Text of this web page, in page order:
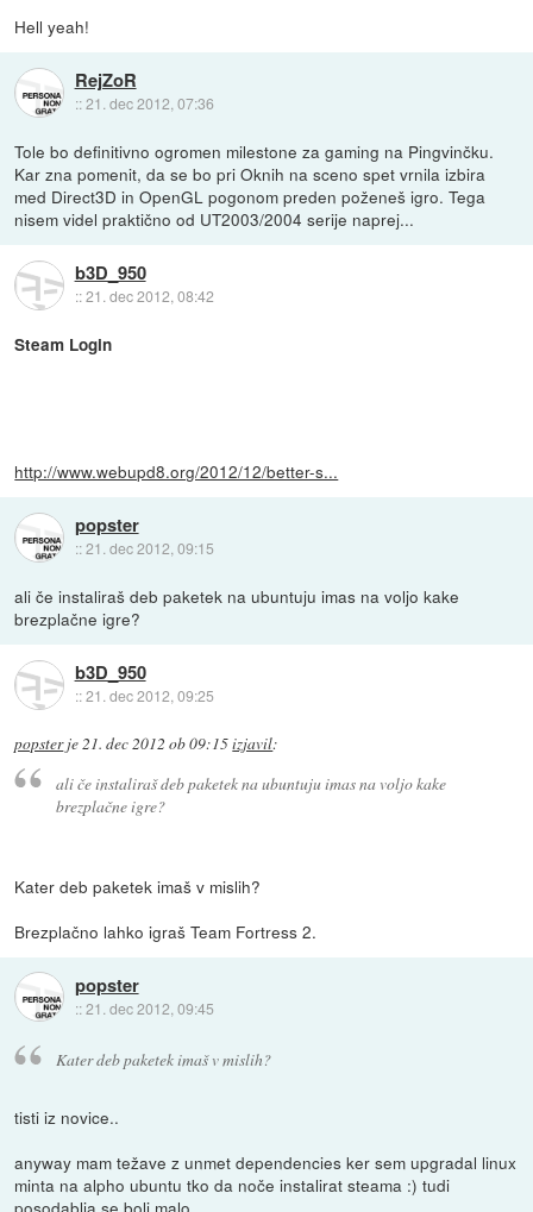
Hell yeah!
RejZoR
::21. dec 2012, 07:36
Tole bo definitivno ogromen milestone za gaming na Pingvinčku.
Kar zna pomenit, da se bo pri Oknih na sceno spet vrnila izbira
med Direct3D in OpenGL pogonom preden poženeš igro. Tega
nisem videl praktično od UT2003/2004 serije naprej...
b3D_950
::21. dec 2012, 08:42
Steam Login
http://www.webupd8.org/2012/12/better-s...
popster
::21. dec 2012, 09:15
ali če instaliraš deb paketek na ubuntuju imas na voljo kake
brezplačne igre?
b3D_950
::21. dec 2012, 09:25
popsterje21. dec 2012 ob 09:15izjavil:
ali če instaliraš deb paketek na ubuntuju imas na voljo kake
brezplačne igre?
Kater deb paketek imaš v mislih?
Brezplačno lahko igraš Team Fortress 2.
popster
::21. dec 2012, 09:45
Kater deb paketek imaš v mislih?
tisti iz novice..
anyway mam težave z unmet dependencies ker sem upgradal linux
minta na alpho ubuntu tko da noče instalirat steama :) tudi